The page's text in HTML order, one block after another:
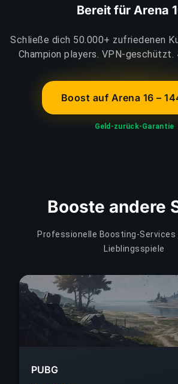
Bereit für Arena
Schließe dich 50.000+ zufriedenen
Champion players. VPN-
Boost auf Arena 16 –
Geld-zurück-Garantie
Booste andere
Professionelle Boosting-Services
Lieblingsspiele
PUBG